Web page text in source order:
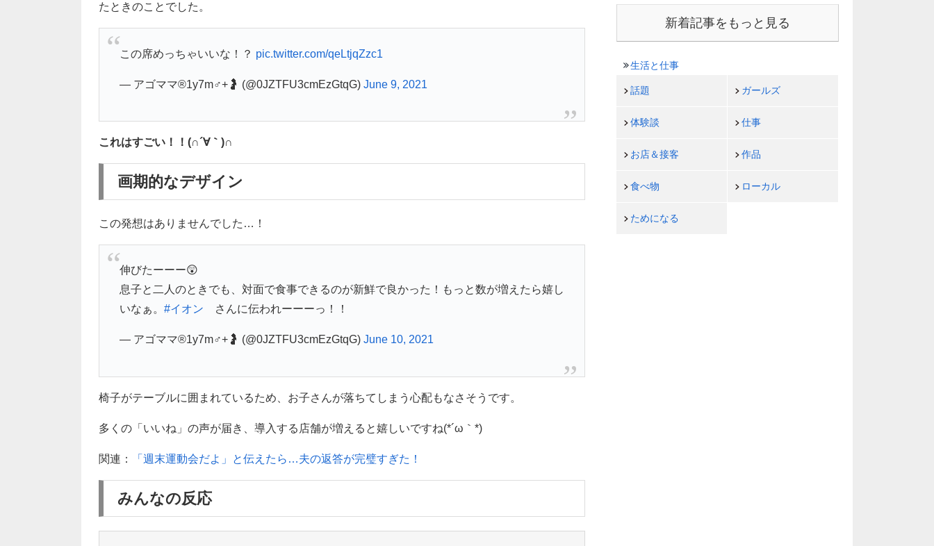
たときのことでした。
この席めっちゃいいな！？ pic.twitter.com/qeLtjqZzc1
— アゴママ®1y7m♂+🤰 (@0JZTFU3cmEzGtqG) June 9, 2021
これはすごい！！(∩´∀｀)∩
画期的なデザイン
この発想はありませんでした…！
伸びたーーー😲
息子と二人のときでも、対面で食事できるのが新鮮で良かった！もっと数が増えたら嬉し
いなぁ。 #イオン さんに伝われーーーっ！！
— アゴママ®1y7m♂+🤰 (@0JZTFU3cmEzGtqG) June 10, 2021
椅子がテーブルに囲まれているため、お子さんが落ちてしまう心配もなさそうです。
多くの「いいね」の声が届き、導入する店舗が増えると嬉しいですね(*´ω｀*)
関連： 「週末運動会だよ」と伝えたら…夫の返答が完璧すぎた！
みんなの反応
新着記事をもっと見る
生活と仕事
話題 ガールズ
体験談 仕事
お店＆接客 作品
食べ物 ローカル
ためになる